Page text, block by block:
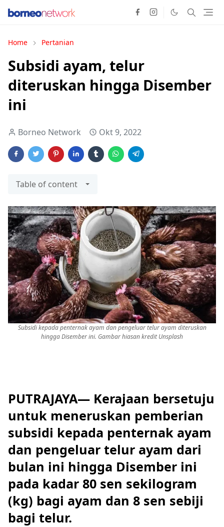
Home Pertanian
Subsidi ayam, telur
diteruskan hingga Disember
ini
Borneo Network Okt 9, 2022
Table of content
Subsidi kepada penternak ayam dan pengeluar telur ayam diteruskan
hingga Disember ini. Gambar hiasan kredit Unsplash
PUTRAJAYA— Kerajaan bersetuju
untuk meneruskan pemberian
subsidi kepada penternak ayam
dan pengeluar telur ayam dari
bulan ini hingga Disember ini
pada kadar 80 sen sekilogram
(kg) bagi ayam dan 8 sen sebiji
bagi telur.